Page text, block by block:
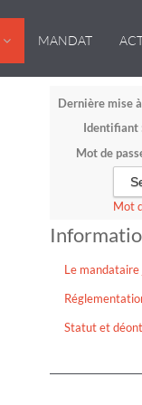
MANDAT
Dernière mise
Identifiant
Mot de
Mot
Le
Statut et